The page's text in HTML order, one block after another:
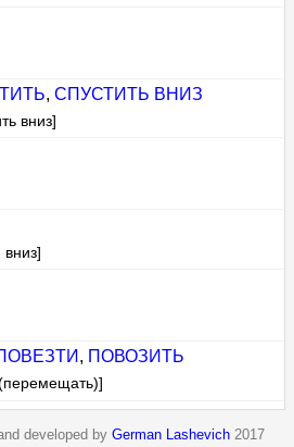
, СПУСТИТЬ ВНИЗ
вниз]
вниз]
, ПОВОЗИТЬ
developed by German Lashevich 2017